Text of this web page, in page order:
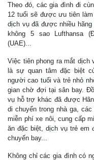
Theo đó, các gia đình đi
12 tuổi sẽ được ưu tiên
dịch vụ đã được nhiều
không 5 sao Lufthansa
(UAE)...
Việc tiên phong ra mắt dịch
là sự quan tâm đặc biệt
người cao tuổi và trẻ nhỏ
gian chờ đợi tại sân bay.
vụ hỗ trợ khác đã được
di chuyển trong nhà ga,
miễn phí xe nôi, cung cấp
ăn đặc biệt, dịch vụ trẻ em
chuyến bay...
Không chỉ các gia đình có